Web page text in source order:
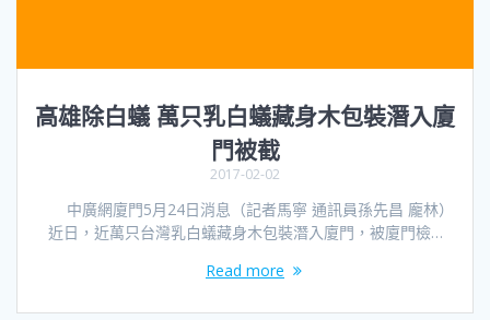
高雄除白蟻 萬只乳白蟻藏身木包裝潛入廈
門被截
2017-02-02
中廣網廈門5月24日消息（記者馬寧 通訊員孫先昌 龐林）
近日，近萬只台灣乳白蟻藏身木包裝潛入廈門，被廈門檢…
Read more